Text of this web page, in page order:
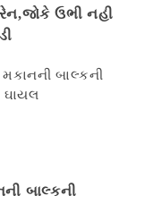
ઉભી નહી
બાલ્કની